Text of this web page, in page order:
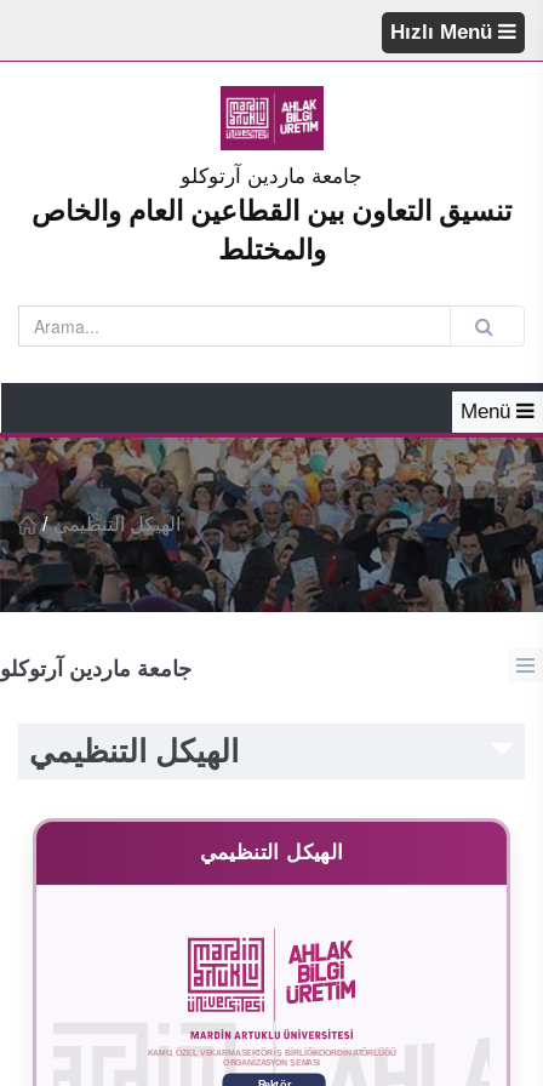
Hızlı Menü
جامعة ماردين آرتوكلو
تنسيق التعاون بين القطاعين العام والخاص
والمختلط
Menü
/ الهيكل التنظيمي
جامعة ماردين آرتوكلو
الهيكل التنظيمي
الهيكل التنظيمي
KAMU, ÖZEL VE KARMA SEKTÖR İŞ BİRLİĞİ KOORDİNATÖRLÜĞÜ
O RGANİZASYON ŞEMASI